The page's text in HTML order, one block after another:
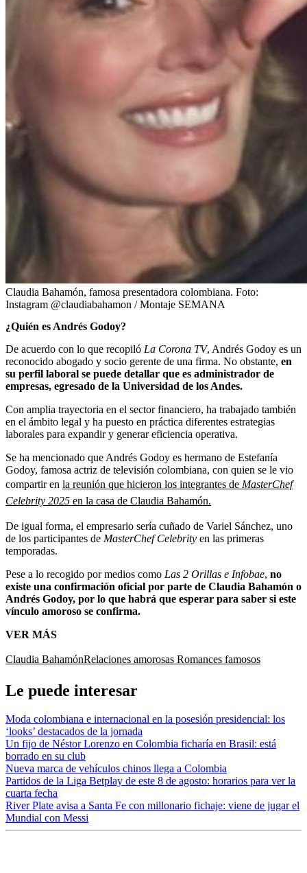
Claudia Bahamón, famosa presentadora colombiana. Foto:
Instagram @claudiabahamon / Montaje SEMANA
¿Quién es Andrés Godoy?
De acuerdo con lo que recopiló La Corona TV, Andrés Godoy es un
reconocido abogado y socio gerente de una firma. No obstante, en
su perfil laboral se puede detallar que es administrador de
empresas, egresado de la Universidad de los Andes.
Con amplia trayectoria en el sector financiero, ha trabajado también
en el ámbito legal y ha puesto en práctica diferentes estrategias
laborales para expandir y generar eficiencia operativa.
Se ha mencionado que Andrés Godoy es hermano de Estefanía
Godoy, famosa actriz de televisión colombiana, con quien se le vio
compartir en la reunión que hicieron los integrantes de MasterChef
Celebrity 2025 en la casa de Claudia Bahamón.
De igual forma, el empresario sería cuñado de Variel Sánchez, uno
de los participantes de MasterChef Celebrity en las primeras
temporadas.
Pese a lo recogido por medios como Las 2 Orillas e Infobae, no
existe una confirmación oficial por parte de Claudia Bahamón o
Andrés Godoy, por lo que habrá que esperar para saber si este
vínculo amoroso se confirma.
VER MÁS
Claudia BahamónRelaciones amorosas Romances famosos
Le puede interesar
Moda colombiana e internacional en la posesión presidencial: los
‘looks’ destacados de la jornada
Un fijo de Néstor Lorenzo en Colombia ficharía en Brasil: está
borrado en su club
Nueva marca de vehículos chinos llega a Colombia
Partidos de la Liga Betplay de este 8 de agosto: horarios para ver la
cuarta fecha
River Plate avisa a Santa Fe con millonario fichaje: viene de jugar el
Mundial con Messi